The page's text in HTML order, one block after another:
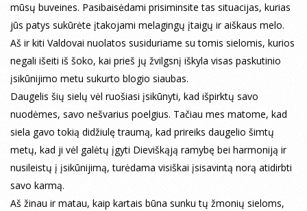
mūsų buveines. Pasibaisėdami prisiminsite tas situacijas, kurias
jūs patys sukūrėte įtakojami melagingų įtaigų ir aiškaus melo.
Aš ir kiti Valdovai nuolatos susiduriame su tomis sielomis, kurios
negali išeiti iš šoko, kai prieš jų žvilgsnį iškyla visas paskutinio
įsikūnijimo metu sukurto blogio siaubas.
Daugelis šių sielų vėl ruošiasi įsikūnyti, kad išpirktų savo
nuodėmes, savo nešvarius poelgius. Tačiau mes matome, kad
siela gavo tokią didžiulę traumą, kad prireiks daugelio šimtų
metų, kad ji vėl galėtų įgyti Dieviškąją ramybę bei harmoniją ir
nusileistų į įsikūnijimą, turėdama visiškai įsisavintą norą atidirbti
savo karmą.
Aš žinau ir matau, kaip kartais būna sunku tų žmonių sieloms,